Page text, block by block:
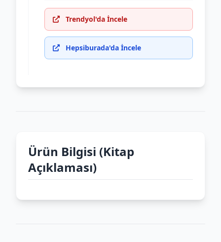
Trendyol'da İncele
Hepsiburada'da İncele
Ürün Bilgisi (Kitap
Açıklaması)